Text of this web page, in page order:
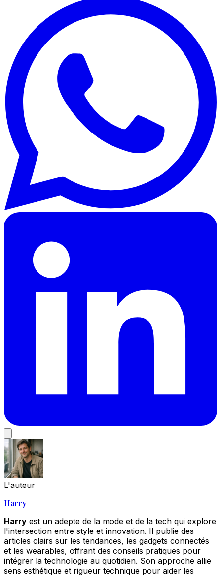
L'auteur
Harry
Harry est un adepte de la mode et de la tech qui explore
l'intersection entre style et innovation. Il publie des
articles clairs sur les tendances, les gadgets connectés
et les wearables, offrant des conseils pratiques pour
intégrer la technologie au quotidien. Son approche allie
sens esthétique et rigueur technique pour aider les